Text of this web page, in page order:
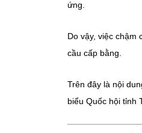
ứng.
Do vậy, việc chậm
cầu cấp bằng.
Trên đây là nội
biểu Quốc hội tỉnh